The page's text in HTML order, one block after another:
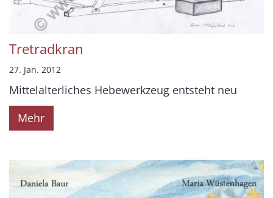
Tretradkran
27. Jan. 2012
Mittelalterliches Hebewerkzeug entsteht neu
Mehr